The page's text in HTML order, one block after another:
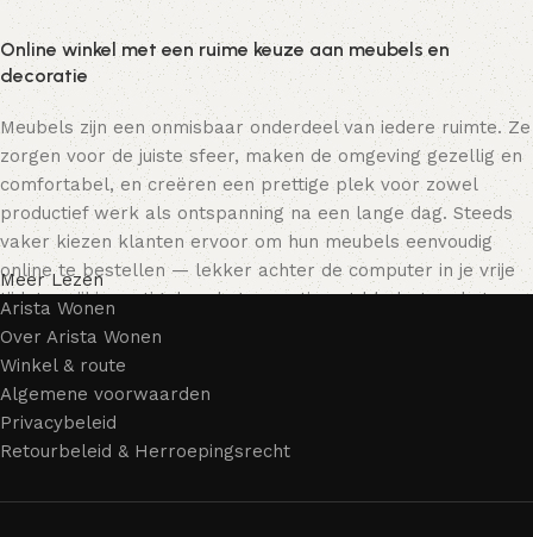
Online winkel met een ruime keuze aan meubels en
decoratie
Meubels zijn een onmisbaar onderdeel van iedere ruimte. Ze
zorgen voor de juiste sfeer, maken de omgeving gezellig en
comfortabel, en creëren een prettige plek voor zowel
productief werk als ontspanning na een lange dag. Steeds
vaker kiezen klanten ervoor om hun meubels eenvoudig
online te bestellen — lekker achter de computer in je vrije
tijd, terwijl je rustig door het assortiment bladert en het
meubelstuk kiest dat bij je past. Onze online winkel biedt
een uitgebreide catalogus met meubels voor zowel thuis als
kantoor.
Meubelproductie is een moderne vorm van kunst
Meer Lezen
Arista Wonen
Over Arista Wonen
Winkel & route
Algemene voorwaarden
Privacybeleid
Retourbeleid & Herroepingsrecht